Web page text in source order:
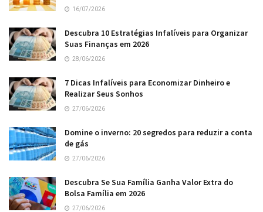
16/07/2026
Descubra 10 Estratégias Infalíveis para Organizar
Suas Finanças em 2026
28/06/2026
7 Dicas Infalíveis para Economizar Dinheiro e
Realizar Seus Sonhos
27/06/2026
Domine o inverno: 20 segredos para reduzir a conta
de gás
27/06/2026
Descubra Se Sua Família Ganha Valor Extra do
Bolsa Família em 2026
27/06/2026